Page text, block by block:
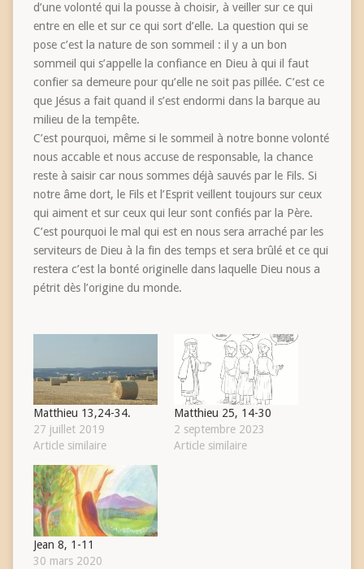
d’une volonté qui la pousse à choisir, à veiller sur ce qui
entre en elle et sur ce qui sort d’elle. La question qui se
pose c’est la nature de son sommeil : il y a un bon
sommeil qui s’appelle la confiance en Dieu à qui il faut
confier sa demeure pour qu’elle ne soit pas pillée. C’est ce
que Jésus a fait quand il s’est endormi dans la barque au
milieu de la tempête.
C’est pourquoi, même si le sommeil à notre bonne volonté
nous accable et nous accuse de responsable, la chance
reste à saisir car nous sommes déjà sauvés par le Fils. Si
notre âme dort, le Fils et l’Esprit veillent toujours sur ceux
qui aiment et sur ceux qui leur sont confiés par la Père.
C’est pourquoi le mal qui est en nous sera arraché par les
serviteurs de Dieu à la fin des temps et sera brûlé et ce qui
restera c’est la bonté originelle dans laquelle Dieu nous a
pétrit dès l’origine du monde.
Matthieu 13,24-34.
27 juillet 2019
Article similaire
Matthieu 25, 14-30
2 septembre 2023
Article similaire
Jean 8, 1-11
30 mars 2020